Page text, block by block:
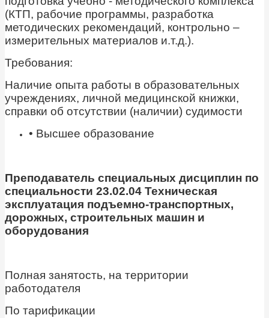
(КТП, рабочие программы, разработка
методических рекомендаций, контрольно –
измерительных материалов и.т.д.).
Требования:
Наличие опыта работы в образовательных
учреждениях, личной медицинской книжки,
справки об отсутствии (наличии) судимости
• Высшее образование
Преподаватель специальных дисциплин по
специальности 23.02.04 Техническая
эксплуатация подъемно-транспортных,
дорожных, строительных машин и
оборудования
Полная занятость, на территории
работодателя
По тарификации